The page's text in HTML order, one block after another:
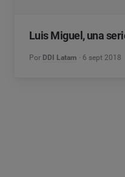
Luis Miguel, una
Por DDI Latam 6 sept 2018